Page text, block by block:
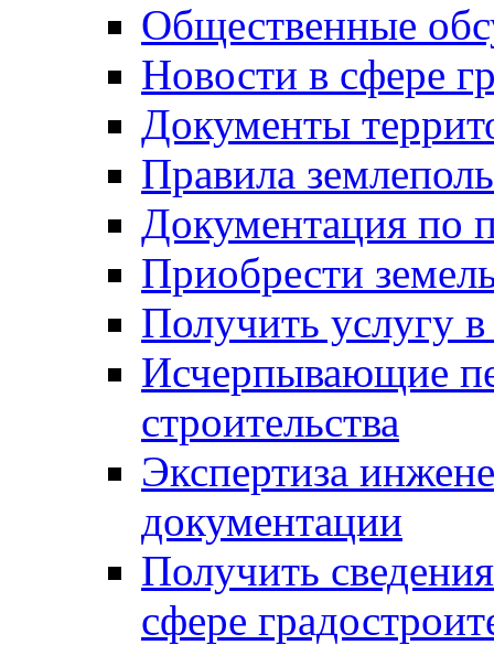
Общественные
Новости в сфере
Документы
Правила
Документация по
Приобрести
Получить услугу в
Исчерпывающие
строительства
Экспертиза
документации
Получить
сфере